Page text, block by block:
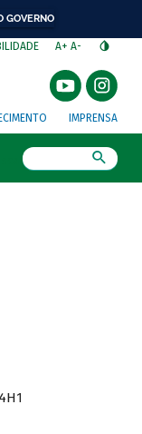
GOVERNO
A+ A-
IMPRENSA